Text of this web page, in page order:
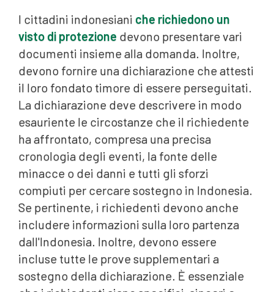
I cittadini indonesiani che richiedono un
visto di protezione devono presentare vari
documenti insieme alla domanda. Inoltre,
devono fornire una dichiarazione che attesti
il loro fondato timore di essere perseguitati.
La dichiarazione deve descrivere in modo
esauriente le circostanze che il richiedente
ha affrontato, compresa una precisa
cronologia degli eventi, la fonte delle
minacce o dei danni e tutti gli sforzi
compiuti per cercare sostegno in Indonesia.
Se pertinente, i richiedenti devono anche
includere informazioni sulla loro partenza
dall'Indonesia. Inoltre, devono essere
incluse tutte le prove supplementari a
sostegno della dichiarazione. È essenziale